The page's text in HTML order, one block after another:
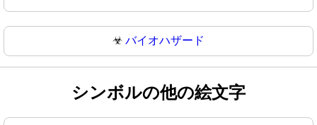
☣ バイオハザード
シンボルの他の絵文字